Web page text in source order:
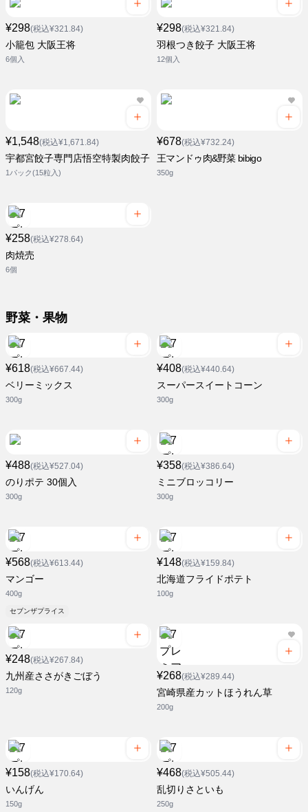
¥298(税込¥321.84)
小籠包 大阪王将
6個入
¥298(税込¥321.84)
羽根つき餃子 大阪王将
12個入
¥1,548(税込¥1,671.84)
宇都宮餃子専門店悟空特製肉餃子
1パック(15粒入)
¥678(税込¥732.24)
王マンドゥ肉&野菜 bibigo
350g
¥258(税込¥278.64)
肉焼売
6個
野菜・果物
¥618(税込¥667.44)
ベリーミックス
300g
¥408(税込¥440.64)
スーパースイートコーン
300g
¥488(税込¥527.04)
のりポテ 30個入
300g
¥358(税込¥386.64)
ミニブロッコリー
300g
¥568(税込¥613.44)
マンゴー
400g
セブンザプライス
¥148(税込¥159.84)
北海道フライドポテト
100g
¥248(税込¥267.84)
九州産ささがきごぼう
120g
¥268(税込¥289.44)
宮崎県産カットほうれん草
200g
¥158(税込¥170.64)
いんげん
150g
¥468(税込¥505.44)
乱切りさといも
250g